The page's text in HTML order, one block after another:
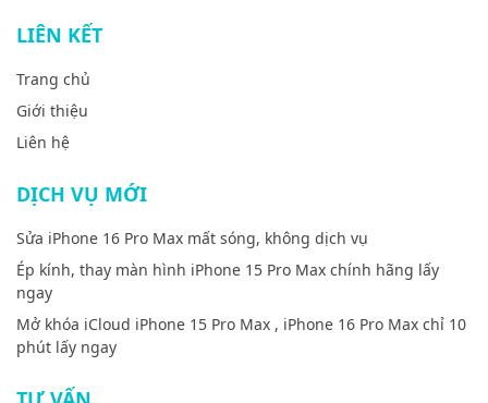
LIÊN KẾT
Trang chủ
Giới thiệu
Liên hệ
DỊCH VỤ MỚI
Sửa iPhone 16 Pro Max mất sóng, không dịch vụ
Ép kính, thay màn hình iPhone 15 Pro Max chính hãng lấy
ngay
Mở khóa iCloud iPhone 15 Pro Max , iPhone 16 Pro Max chỉ 10
phút lấy ngay